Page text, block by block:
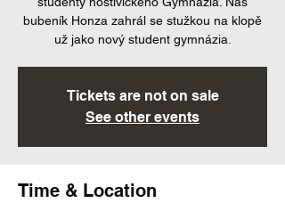
bubeník Honza zahrál se stužkou na klopě
už jako nový student gymnázia.
Tickets are not on sale
See other events
Time & Location